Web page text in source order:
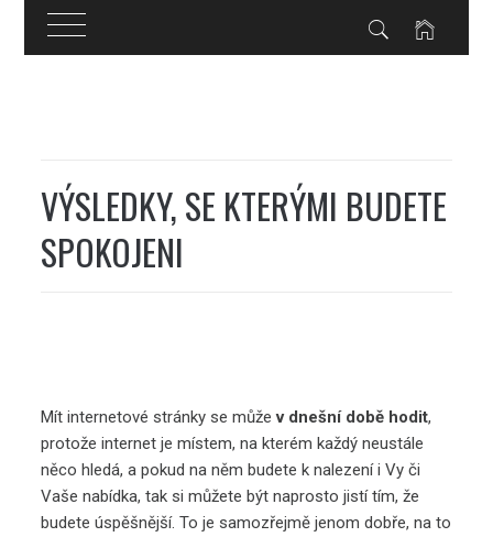
VÝSLEDKY, SE KTERÝMI BUDETE
SPOKOJENI
Mít internetové stránky se můžev dnešní době hodit,
protože internet je místem, na kterém každý neustále
něco hledá, a pokud na něm budete k nalezení i Vy či
Vaše nabídka, tak si můžete být naprosto jistí tím, že
budete úspěšnější. To je samozřejmě jenom dobře, na to